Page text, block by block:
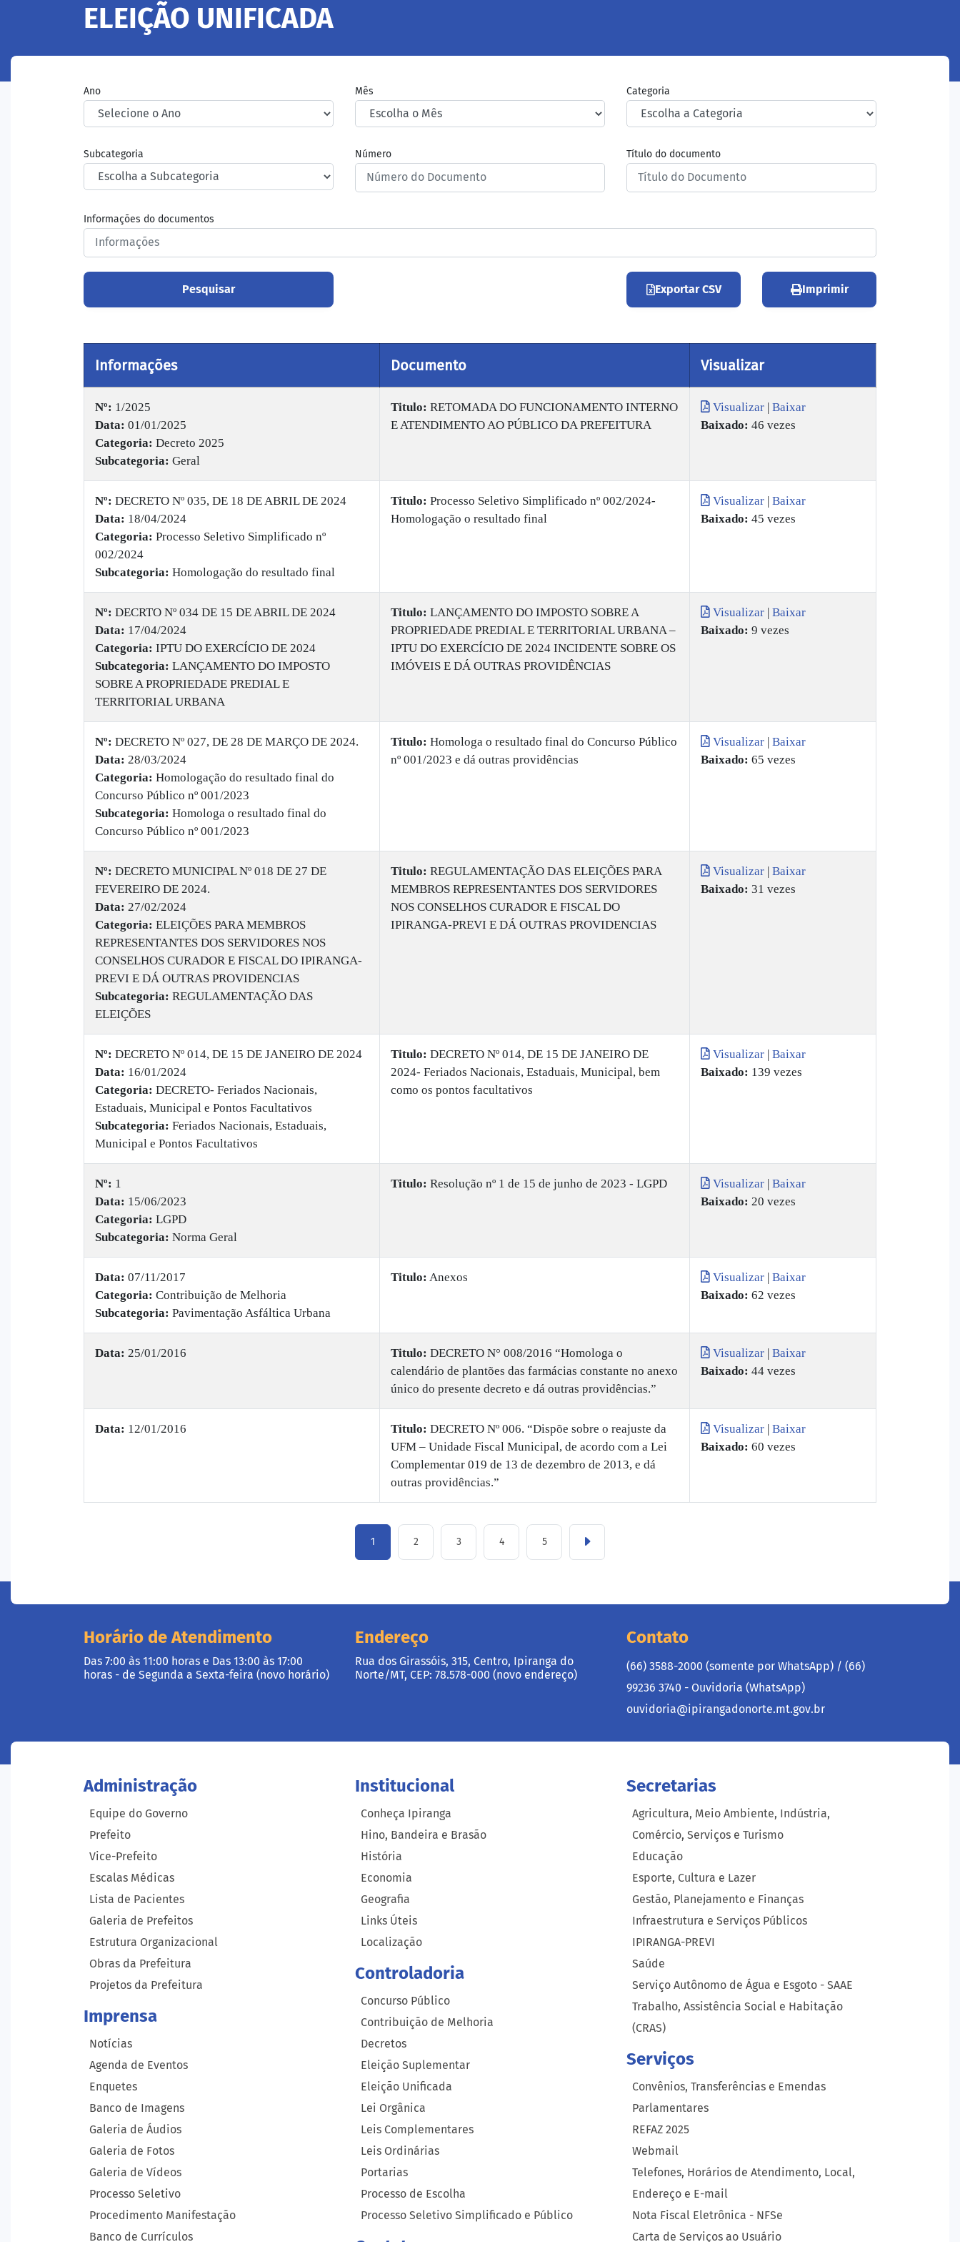
ELEIÇÃO UNIFICADA
Ano Mês Categoria
Subcategoria Número Título do documento
Informações do documentos
Pesquisar Exportar CSV Imprimir
Informações Documento Visualizar
Nº: 1/2025
Data: 01/01/2025
Categoria: Decreto 2025
Subcategoria: Geral
Titulo: RETOMADA DO FUNCIONAMENTO INTERNO
E ATENDIMENTO AO PÚBLICO DA PREFEITURA
Visualizar | Baixar
Baixado: 46 vezes
Nº: DECRETO Nº 035, DE 18 DE ABRIL DE 2024
Data: 18/04/2024
Categoria: Processo Seletivo Simplificado nº
002/2024
Subcategoria: Homologação do resultado final
Titulo: Processo Seletivo Simplificado nº 002/2024-
Homologação o resultado final
Visualizar | Baixar
Baixado: 45 vezes
Nº: DECRTO Nº 034 DE 15 DE ABRIL DE 2024
Data: 17/04/2024
Categoria: IPTU DO EXERCÍCIO DE 2024
Subcategoria: LANÇAMENTO DO IMPOSTO
SOBRE A PROPRIEDADE PREDIAL E
TERRITORIAL URBANA
Titulo: LANÇAMENTO DO IMPOSTO SOBRE A
PROPRIEDADE PREDIAL E TERRITORIAL URBANA –
IPTU DO EXERCÍCIO DE 2024 INCIDENTE SOBRE OS
IMÓVEIS E DÁ OUTRAS PROVIDÊNCIAS
Visualizar | Baixar
Baixado: 9 vezes
Nº: DECRETO Nº 027, DE 28 DE MARÇO DE 2024.
Data: 28/03/2024
Categoria: Homologação do resultado final do
Concurso Público nº 001/2023
Subcategoria: Homologa o resultado final do
Concurso Público nº 001/2023
Titulo: Homologa o resultado final do Concurso Público
nº 001/2023 e dá outras providências
Visualizar | Baixar
Baixado: 65 vezes
Nº: DECRETO MUNICIPAL Nº 018 DE 27 DE
FEVEREIRO DE 2024.
Data: 27/02/2024
Categoria: ELEIÇÕES PARA MEMBROS
REPRESENTANTES DOS SERVIDORES NOS
CONSELHOS CURADOR E FISCAL DO IPIRANGA-
PREVI E DÁ OUTRAS PROVIDENCIAS
Subcategoria: REGULAMENTAÇÃO DAS
ELEIÇÕES
Titulo: REGULAMENTAÇÃO DAS ELEIÇÕES PARA
MEMBROS REPRESENTANTES DOS SERVIDORES
NOS CONSELHOS CURADOR E FISCAL DO
IPIRANGA-PREVI E DÁ OUTRAS PROVIDENCIAS
Visualizar | Baixar
Baixado: 31 vezes
Nº: DECRETO Nº 014, DE 15 DE JANEIRO DE 2024
Data: 16/01/2024
Categoria: DECRETO- Feriados Nacionais,
Estaduais, Municipal e Pontos Facultativos
Subcategoria: Feriados Nacionais, Estaduais,
Municipal e Pontos Facultativos
Titulo: DECRETO Nº 014, DE 15 DE JANEIRO DE
2024- Feriados Nacionais, Estaduais, Municipal, bem
como os pontos facultativos
Visualizar | Baixar
Baixado: 139 vezes
Nº: 1
Data: 15/06/2023
Categoria: LGPD
Subcategoria: Norma Geral
Titulo: Resolução nº 1 de 15 de junho de 2023 - LGPD Visualizar | Baixar
Baixado: 20 vezes
Data: 07/11/2017
Categoria: Contribuição de Melhoria
Subcategoria: Pavimentação Asfáltica Urbana
Titulo: Anexos Visualizar | Baixar
Baixado: 62 vezes
Data: 25/01/2016 Titulo: DECRETO N° 008/2016 “Homologa o
calendário de plantões das farmácias constante no anexo
único do presente decreto e dá outras providências.”
Visualizar | Baixar
Baixado: 44 vezes
Data: 12/01/2016 Titulo: DECRETO Nº 006. “Dispõe sobre o reajuste da
UFM – Unidade Fiscal Municipal, de acordo com a Lei
Complementar 019 de 13 de dezembro de 2013, e dá
outras providências.”
Visualizar | Baixar
Baixado: 60 vezes
1 2 3 4 5
Horário de Atendimento
Das 7:00 às 11:00 horas e Das 13:00 às 17:00
horas - de Segunda a Sexta-feira (novo horário)
Endereço
Rua dos Girassóis, 315, Centro, Ipiranga do
Norte/MT, CEP: 78.578-000 (novo endereço)
Contato
(66) 3588-2000 (somente por WhatsApp) / (66)
99236 3740 - Ouvidoria (WhatsApp)
ouvidoria@ipirangadonorte.mt.gov.br
Administração
Equipe do Governo
Prefeito
Vice-Prefeito
Escalas Médicas
Lista de Pacientes
Galeria de Prefeitos
Estrutura Organizacional
Obras da Prefeitura
Projetos da Prefeitura
Imprensa
Notícias
Agenda de Eventos
Enquetes
Banco de Imagens
Galeria de Áudios
Galeria de Fotos
Galeria de Vídeos
Processo Seletivo
Procedimento Manifestação
Banco de Currículos
Institucional
Conheça Ipiranga
Hino, Bandeira e Brasão
História
Economia
Geografia
Links Úteis
Localização
Controladoria
Concurso Público
Contribuição de Melhoria
Decretos
Eleição Suplementar
Eleição Unificada
Lei Orgânica
Leis Complementares
Leis Ordinárias
Portarias
Processo de Escolha
Processo Seletivo Simplificado e Público
Secretarias
Agricultura, Meio Ambiente, Indústria,
Comércio, Serviços e Turismo
Educação
Esporte, Cultura e Lazer
Gestão, Planejamento e Finanças
Infraestrutura e Serviços Públicos
IPIRANGA-PREVI
Saúde
Serviço Autônomo de Água e Esgoto - SAAE
Trabalho, Assistência Social e Habitação
(CRAS)
Serviços
Convênios, Transferências e Emendas
Parlamentares
REFAZ 2025
Webmail
Telefones, Horários de Atendimento, Local,
Endereço e E-mail
Nota Fiscal Eletrônica - NFSe
Carta de Serviços ao Usuário